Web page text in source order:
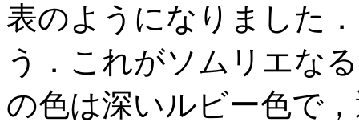
表のようになりました
う．これがソムリエな
の色は深いルビー色で